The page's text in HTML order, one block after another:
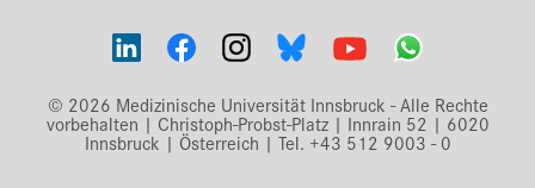
© 2026 Medizinische Universität Innsbruck - Alle Rechte
vorbehalten | Christoph-Probst-Platz | Innrain 52 | 6020
Innsbruck | Österreich | Tel. +43 512 9003 - 0